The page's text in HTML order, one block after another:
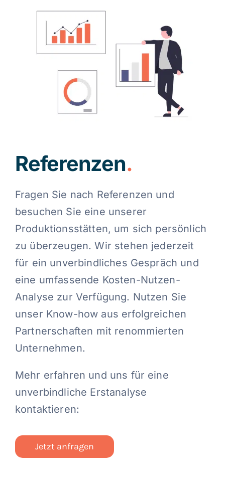
Referenzen.
Fragen Sie nach Referenzen und
besuchen Sie eine unserer
Produktionsstätten, um sich persönlich
zu überzeugen. Wir stehen jederzeit
für ein unverbindliches Gespräch und
eine umfassende Kosten-Nutzen-
Analyse zur Verfügung. Nutzen Sie
unser Know-how aus erfolgreichen
Partnerschaften mit renommierten
Unternehmen.
Mehr erfahren und uns für eine
unverbindliche Erstanalyse
kontaktieren:
Jetzt anfragen